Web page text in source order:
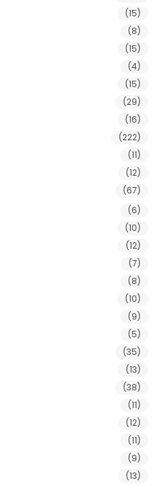
(15)
(8)
(15)
(4)
(15)
(29)
(16)
(222)
(11)
(12)
(67)
(6)
(10)
(12)
(7)
(8)
(10)
(9)
(5)
(35)
(13)
(38)
(11)
(12)
(11)
(9)
(13)